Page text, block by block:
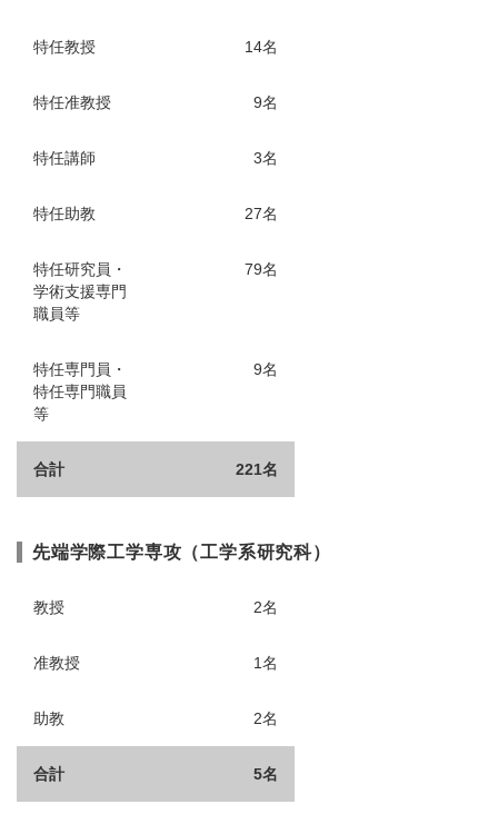
特任教授 14名
特任准教授 9名
特任講師 3名
特任助教 27名
特任研究員・
学術支援専門
職員等
79名
特任専門員・
特任専門職員
等
9名
合計 221名
先端学際工学専攻（工学系研究科）
教授 2名
准教授 1名
助教 2名
合計 5名